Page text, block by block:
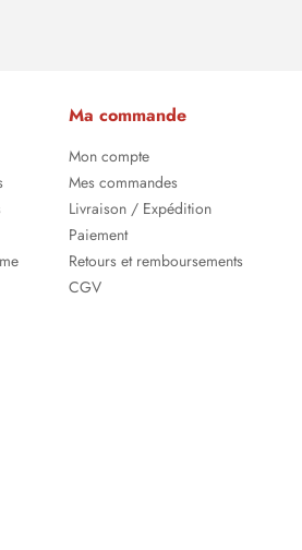
Ma commande
Mon compte
Mes commandes
Livraison / Expédition
Paiement
Retours et remboursements
CGV